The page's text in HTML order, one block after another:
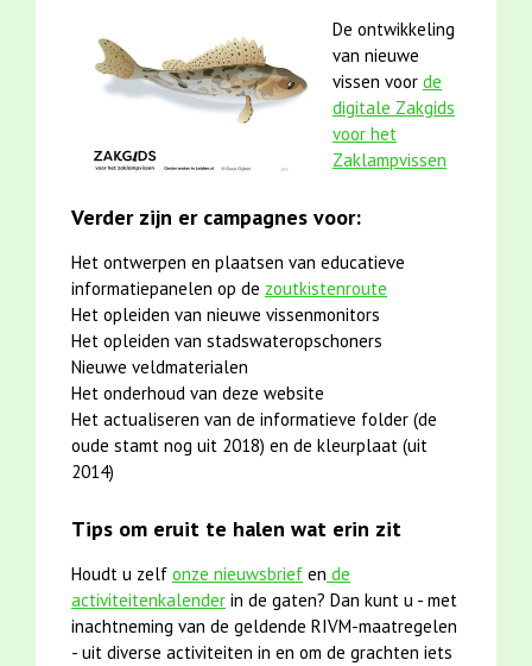
De ontwikkeling
van nieuwe
vissen voor de
digitale Zakgids
voor het
Zaklampvissen
Verder zijn er campagnes voor:
Het ontwerpen en plaatsen van educatieve
informatiepanelen op de zoutkistenroute
Het opleiden van nieuwe vissenmonitors
Het opleiden van stadswateropschoners
Nieuwe veldmaterialen
Het onderhoud van deze website
Het actualiseren van de informatieve folder (de
oude stamt nog uit 2018) en de kleurplaat (uit
2014)
Tips om eruit te halen wat erin zit
Houdt u zelf onze nieuwsbrief en de
activiteitenkalender in de gaten? Dan kunt u - met
inachtneming van de geldende RIVM-maatregelen
- uit diverse activiteiten in en om de grachten iets